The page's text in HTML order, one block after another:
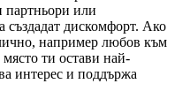
партньори или
създадат дискомфорт. Ако
например любов към
ти остави най-
интерес и поддържа